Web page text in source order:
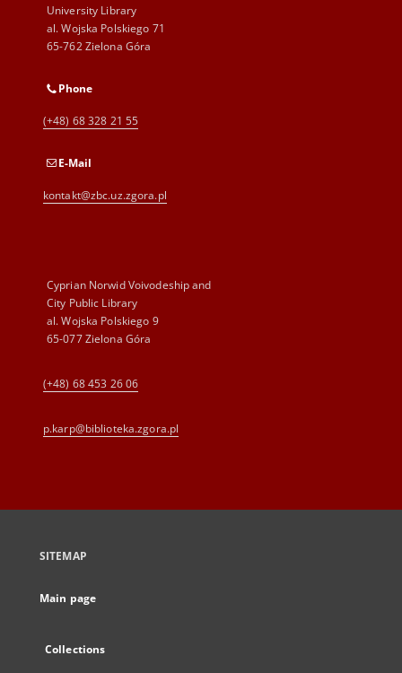
University Library
al. Wojska Polskiego 71
65-762 Zielona Góra
Phone
(+48) 68 328 21 55
E-Mail
kontakt@zbc.uz.zgora.pl
Cyprian Norwid Voivodeship and
City Public Library
al. Wojska Polskiego 9
65-077 Zielona Góra
(+48) 68 453 26 06
p.karp@biblioteka.zgora.pl
SITEMAP
Main page
Collections